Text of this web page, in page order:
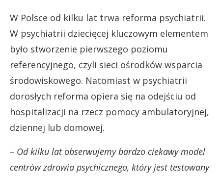
W Polsce od kilku lat trwa reforma psychiatrii.
W psychiatrii dziecięcej kluczowym elementem
było stworzenie pierwszego poziomu
referencyjnego, czyli sieci ośrodków wsparcia
środowiskowego. Natomiast w psychiatrii
dorosłych reforma opiera się na odejściu od
hospitalizacji na rzecz pomocy ambulatoryjnej,
dziennej lub domowej.
– Od kilku lat obserwujemy bardzo ciekawy model
centrów zdrowia psychicznego, który jest testowany